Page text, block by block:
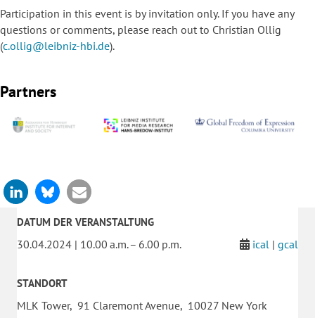
Participation in this event is by invitation only. If you have any
questions or comments, please reach out to Christian Ollig
(c.ollig@leibniz-hbi.de).
Partners
DATUM DER VERANSTALTUNG
30.04.2024 | 10.00 a.m. – 6.00 p.m. ical | gcal
STANDORT
MLK Tower, 91 Claremont Avenue, 10027 New York